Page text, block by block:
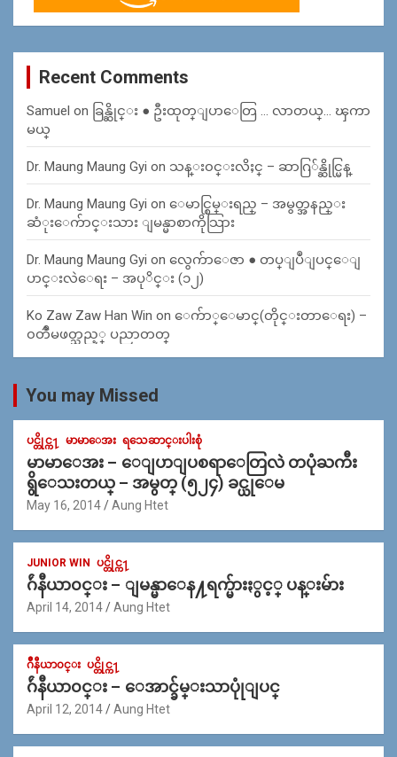
Recent Comments
Samuel on ခြန္ဆိုင္း ● ဦးထုတ္ျပာေတြ … လာတယ္… ၾကာ
မယ္
Dr. Maung Maung Gyi on သန္း၀င္းလိႈင္ – ဆာဂြ်န္ဆိုင္မြန္
Dr. Maung Maung Gyi on ေမာင္စြမ္းရည္ – အမွတ္အနည္း
ဆံုးေက်ာင္းသား ျမန္မာစာကိုသြား
Dr. Maung Maung Gyi on လွေက်ာေဇာ ● တပ္ျပဳျပင္ေျ
ပာင္းလဲေရး – အပုိင္း (၁၂)
Ko Zaw Zaw Han Win on ေက်ာ္ေမာင္(တိုင္းတာေရး) –
၀တၳဳမဖတ္သည့္ ပညာတတ္
You may Missed
ပင္တိုင္က႑ မာမာေအး ရသေဆာင္းပါးစုံ
မာမာေအး – ေျပာျပစရာေတြလဲ တပုံႀကီး
ရွိေသးတယ္ – အမွတ္ (၅၂၄) ခင္ယုေမ
May 16, 2014 Aung Htet
JUNIOR WIN ပင္တိုင္က႑
ဂ်ဴနီယာ၀င္း – ျမန္မာေန႔ရက္မ်ားႏွင့္ ပန္းမ်ား
April 14, 2014 Aung Htet
ဂ်ဳနီယာ၀င္း ပင္တိုင္က႑
ဂ်ဴနီယာ၀င္း – ေအာင္ခ်မ္းသာပုုံျပင္
April 12, 2014 Aung Htet